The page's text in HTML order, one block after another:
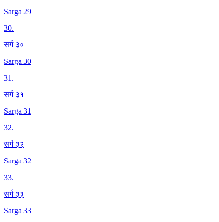
Sarga 29
30.
सर्ग ३०
Sarga 30
31.
सर्ग ३१
Sarga 31
32.
सर्ग ३२
Sarga 32
33.
सर्ग ३३
Sarga 33